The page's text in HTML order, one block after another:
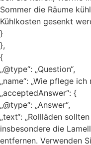
Sommer die Räume
Kühlkosten gesenkt
}
},
{
„@type“: „Question“,
„name“: „Wie pflege
„acceptedAnswer“: {
„@type“: „Answer“,
„text“: „Rollläden
insbesondere die
entfernen. Verwenden